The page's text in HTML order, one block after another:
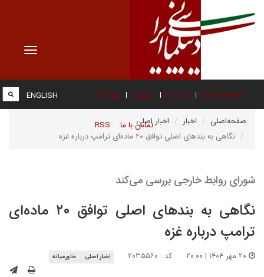
Toggle
صفحه نخست درباره ما عضویت پیوند ها
تماس با ما RSS
ENGLISH
صفحه‌اصلی اخبار
اخبار اصلی
نگاهی به بندهای اصلی توافق ۲۰ ماده‌ای ترامپ درباره غزه
شورای روابط خارجی بررسی می‌کند
نگاهی به بندهای اصلی توافق ۲۰ ماده‌ای
ترامپ درباره غزه
کد : ۲۰۳۵۵۶۰ اخبار اصلی خاورمیانه